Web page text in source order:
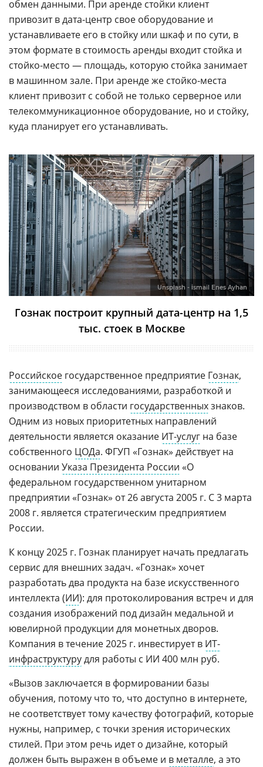
обмен данными. При аренде стойки клиент
привозит в дата-центр свое оборудование и
устанавливаете его в стойку или шкаф и по сути, в
этом формате в стоимость аренды входит стойка и
стойко-место — площадь, которую стойка занимает
в машинном зале. При аренде же стойко-места
клиент привозит с собой не только серверное или
телекоммуникационное оборудование, но и стойку,
куда планирует его устанавливать.
Unsplash - İsmail Enes Ayhan
Гознак построит крупный дата-центр на 1,5
тыс. стоек в Москве
Российское государственное предприятие Гознак,
занимающееся исследованиями, разработкой и
производством в области государственныхзнаков.
Одним из новых приоритетных направлений
деятельности является оказание ИТ-услуг на базе
собственного ЦОДа. ФГУП «Гознак» действует на
основании Указа Президента России «О
федеральном государственном унитарном
предприятии «Гознак» от 26 августа 2005 г. С 3 марта
2008 г. является стратегическим предприятием
России.
К концу 2025 г. Гознак планирует начать предлагать
сервис для внешних задач. «Гознак» хочет
разработать два продукта на базе искусственного
интеллекта (ИИ): для протоколирования встреч и для
создания изображений под дизайн медальной и
ювелирной продукции для монетных дворов.
Компания в течение 2025 г. инвестирует в ИТ-
инфраструктурудля работы с ИИ 400 млн руб.
«Вызов заключается в формировании базы
обучения, потому что то, что доступно в интернете,
не соответствует тому качеству фотографий, которые
нужны, например, с точки зрения исторических
стилей. При этом речь идет о дизайне, который
должен быть выражен в объеме и в металле, а это